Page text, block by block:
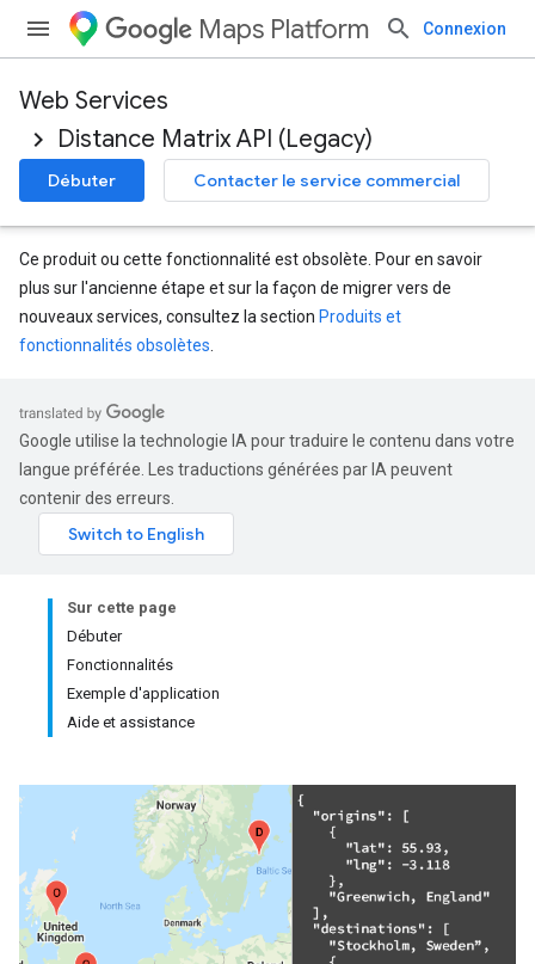
Maps Platform Connexion
Web Services
Distance Matrix API (Legacy)
Débuter Contacter le service commercial
Ce produit ou cette fonctionnalité est obsolète. Pour en savoir
plus sur l'ancienne étape et sur la façon de migrer vers de
nouveaux services, consultez la section Produits et
fonctionnalités obsolètes
Google utilise la technologie IA pour traduire le contenu dans votre
langue préférée. Les traductions générées par IA peuvent
contenir des erreurs.
Sur cette page
Débuter
Fonctionnalités
Exemple d'application
Aide et assistance